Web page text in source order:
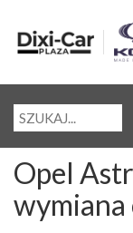
Opel
wymiana